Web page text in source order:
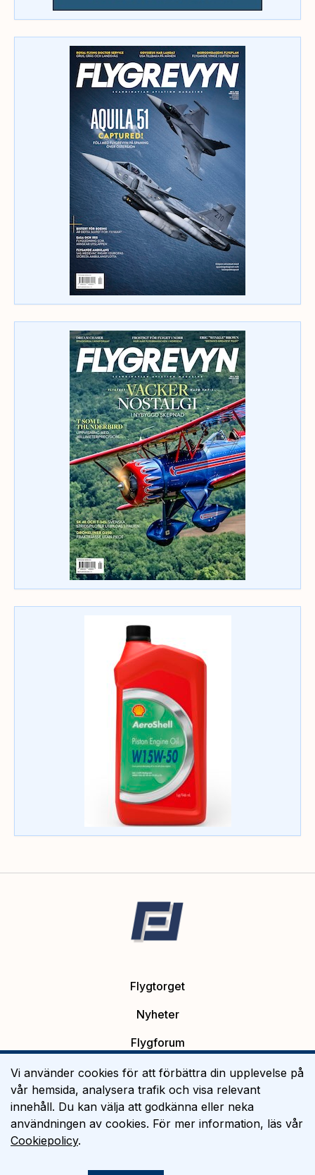
Flygtorget
Nyheter
Flygforum
Platsannonser
Flygutbildning
Om Flygtorget
Vi använder cookies för att förbättra din upplevelse på
vår hemsida, analysera trafik och visa relevant
innehåll. Du kan välja att godkänna eller neka
användningen av cookies. För mer information, läs vår
Cookiepolicy.